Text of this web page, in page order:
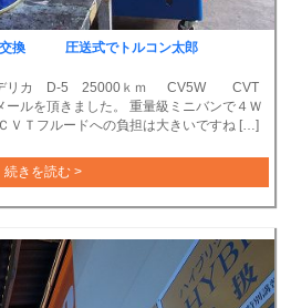
交換 圧送式でトルコン太郎
デリカ D-5 25000ｋｍ CV5W CVT
ルを頂きました。 重量級ミニバンで４Ｗ
ＶＴフルードへの負担は大きいですね […]
続きを読む >